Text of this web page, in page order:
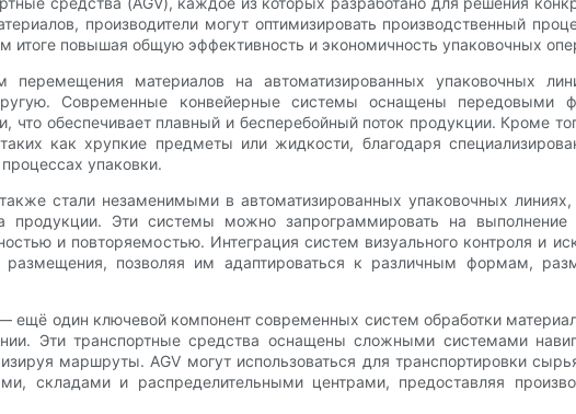
производители могут оптимизировать производственный
итоге повышая общую эффективность и экономичность упаковочных
материалов на автоматизированных упаковочных
Современные конвейерные системы оснащены передовыми
что обеспечивает плавный и бесперебойный поток продукции. Кроме
как хрупкие предметы или жидкости, благодаря
упаковки.
стали незаменимыми в автоматизированных упаковочных
продукции. Эти системы можно запрограммировать на
и повторяемостью. Интеграция систем визуального контроля и
размещения, позволяя им адаптироваться к различным формам,
ещё один ключевой компонент современных систем обработки
Эти транспортные средства оснащены сложными системами
маршруты. AGV могут использоваться для транспортировки
складами и распределительными центрами, предоставляя